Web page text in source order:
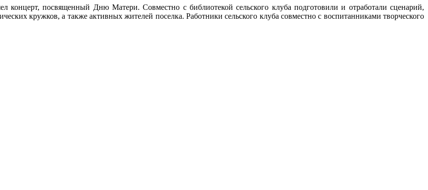
концерт, посвященный Дню Матери. Совместно с библиотекой сельского клуба подготовили и отработали сценарий,
кружков, а также активных жителей поселка. Работники сельского клуба совместно с воспитанниками творческого